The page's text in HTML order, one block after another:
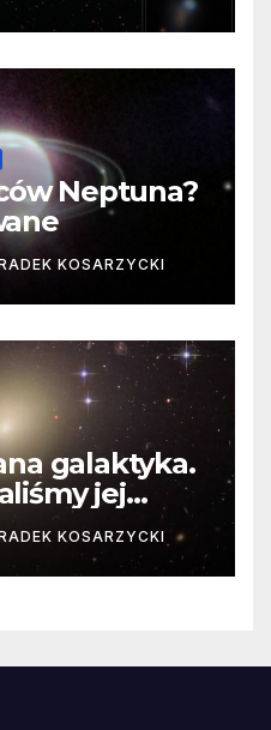
Neptuna?
KOSARZYCKI
galaktyka.
jej
KOSARZYCKI